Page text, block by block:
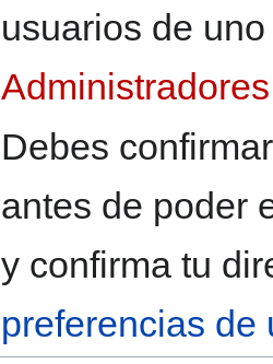
usuarios de
Administradores
Debes
antes de poder
y confirma tu
preferencias de